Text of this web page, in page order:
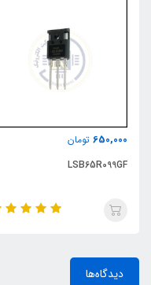
650,000 تومان
LSB65R099GF
دیدگاه‌ها